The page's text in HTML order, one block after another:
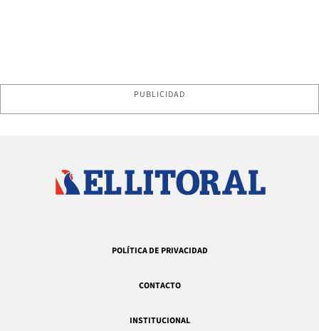
PUBLICIDAD
POLÍTICA DE PRIVACIDAD
CONTACTO
INSTITUCIONAL